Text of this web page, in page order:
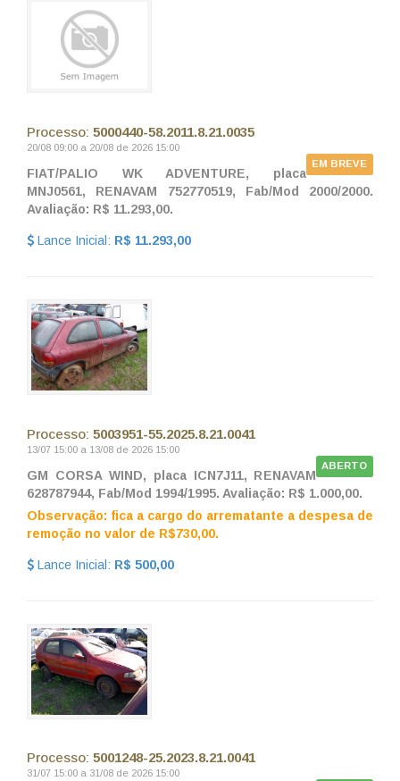
Processo: 5000440-58.2011.8.21.0035
20/08 09:00 a 20/08 de 2026 15:00
EM BREVE
FIAT/PALIO WK ADVENTURE, placa
MNJ0561, RENAVAM 752770519, Fab/Mod 2000/2000.
Avaliação: R$ 11.293,00.
Lance Inicial: R$ 11.293,00
Processo: 5003951-55.2025.8.21.0041
13/07 15:00 a 13/08 de 2026 15:00
ABERTO
GM CORSA WIND, placa ICN7J11, RENAVAM
628787944, Fab/Mod 1994/1995. Avaliação: R$ 1.000,00.
Observação: fica a cargo do arrematante a despesa de
remoção no valor de R$730,00.
Lance Inicial: R$ 500,00
Processo: 5001248-25.2023.8.21.0041
31/07 15:00 a 31/08 de 2026 15:00